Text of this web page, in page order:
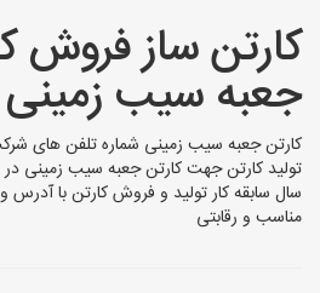
سایر گروه ها
فروشنده های
کارتن ساز فروش
جعبه سیب زمینی
کارتن جعبه سیب زمینی شماره تلفن های
تولید کارتن جهت کارتن جعبه سیب زمینی
سال سابقه کار تولید و فروش کارتن با
مناسب و رقابتی